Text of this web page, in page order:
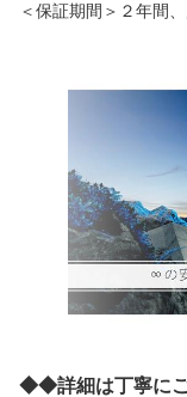
＜保証期間＞２年間
◆◆詳細は丁寧に